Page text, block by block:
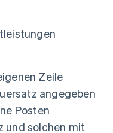
Zeile
angegeben
Posten
und solchen mit